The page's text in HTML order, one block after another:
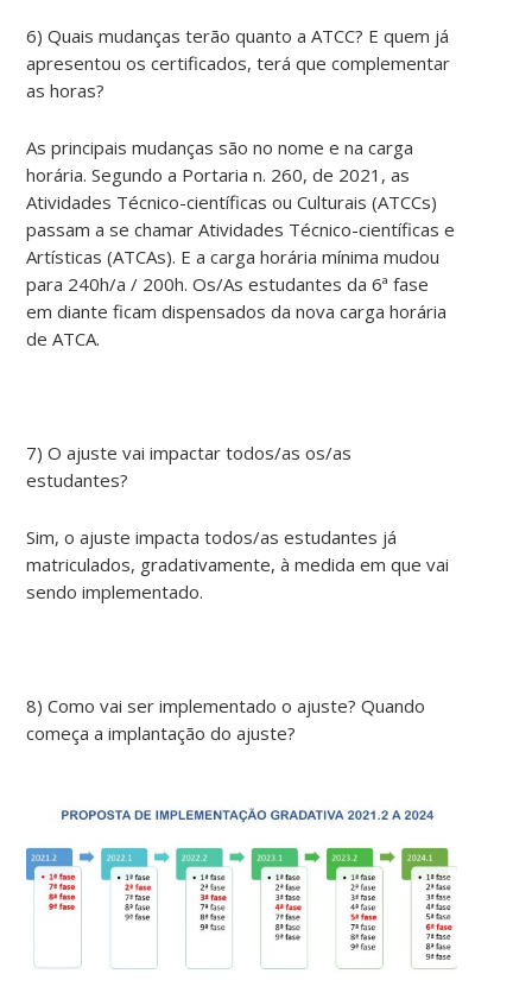
6) Quais mudanças terão quanto a ATCC? E quem já
apresentou os certificados, terá que complementar
as horas?
As principais mudanças são no nome e na carga
horária. Segundo a Portaria n. 260, de 2021, as
Atividades Técnico-científicas ou Culturais (ATCCs)
passam a se chamar Atividades Técnico-científicas e
Artísticas (ATCAs). E a carga horária mínima mudou
para 240h/a / 200h. Os/As estudantes da 6ª fase
em diante ficam dispensados da nova carga horária
de ATCA.
7) O ajuste vai impactar todos/as os/as
estudantes?
Sim, o ajuste impacta todos/as estudantes já
matriculados, gradativamente, à medida em que vai
sendo implementado.
8) Como vai ser implementado o ajuste? Quando
começa a implantação do ajuste?